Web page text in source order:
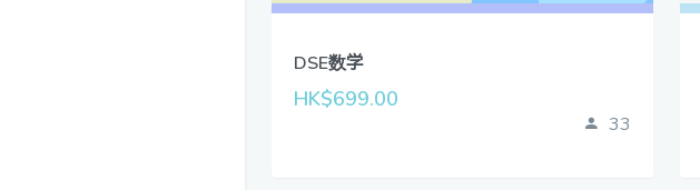
DSE数学
HK$699.00
33